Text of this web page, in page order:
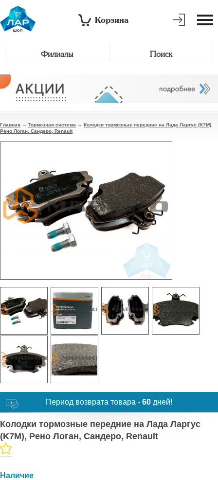
Корзина
Филиалы Поиск
Главная → Тормозная система → Колодки тормозные передние на Лада Ларгус (K7M),
Рено Логан, Сандеро, Renault
Период возврата товара - 60 дней!
Колодки тормозные передние на Лада Ларгус
(K7M), Рено Логан, Сандеро, Renault
Наличие